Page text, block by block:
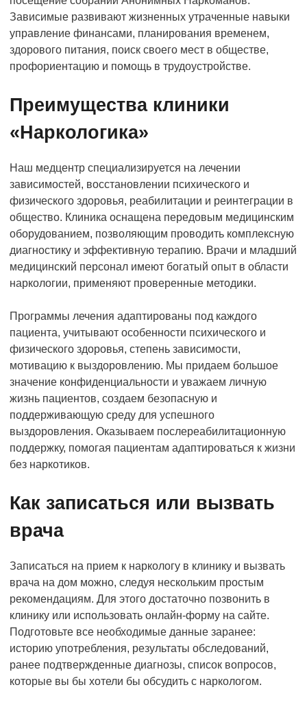
Зависимые развивают жизненных утраченные навыки
управление финансами, планирования временем,
здорового питания, поиск своего мест в обществе,
профориентацию и помощь в трудоустройстве.
Преимущества клиники
«Наркологика»
Наш медцентр специализируется на лечении
зависимостей, восстановлении психического и
физического здоровья, реабилитации и реинтеграции в
общество. Клиника оснащена передовым медицинским
оборудованием, позволяющим проводить комплексную
диагностику и эффективную терапию. Врачи и младший
медицинский персонал имеют богатый опыт в области
наркологии, применяют проверенные методики.
Программы лечения адаптированы под каждого
пациента, учитывают особенности психического и
физического здоровья, степень зависимости,
мотивацию к выздоровлению. Мы придаем большое
значение конфиденциальности и уважаем личную
жизнь пациентов, создаем безопасную и
поддерживающую среду для успешного
выздоровления. Оказываем послереабилитационную
поддержку, помогая пациентам адаптироваться к жизни
без наркотиков.
Как записаться или вызвать
врача
Записаться на прием к наркологу в клинику и вызвать
врача на дом можно, следуя нескольким простым
рекомендациям. Для этого достаточно позвонить в
клинику или использовать онлайн-форму на сайте.
Подготовьте все необходимые данные заранее:
историю употребления, результаты обследований,
ранее подтвержденные диагнозы, список вопросов,
которые вы бы хотели бы обсудить с наркологом.